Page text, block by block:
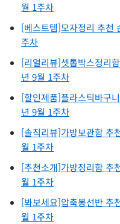
월 1주차
[베스트템]모자정리 추천
주차
[리얼리뷰]셋톱박스정리
년 9월 1주차
[할인제품]플라스틱바구
년 9월 1주차
[솔직리뷰]가방보관함 추
월 1주차
[추천소개]가방정리함 추
월 1주차
[봐보세요]압축봉선반 추
월 1주차